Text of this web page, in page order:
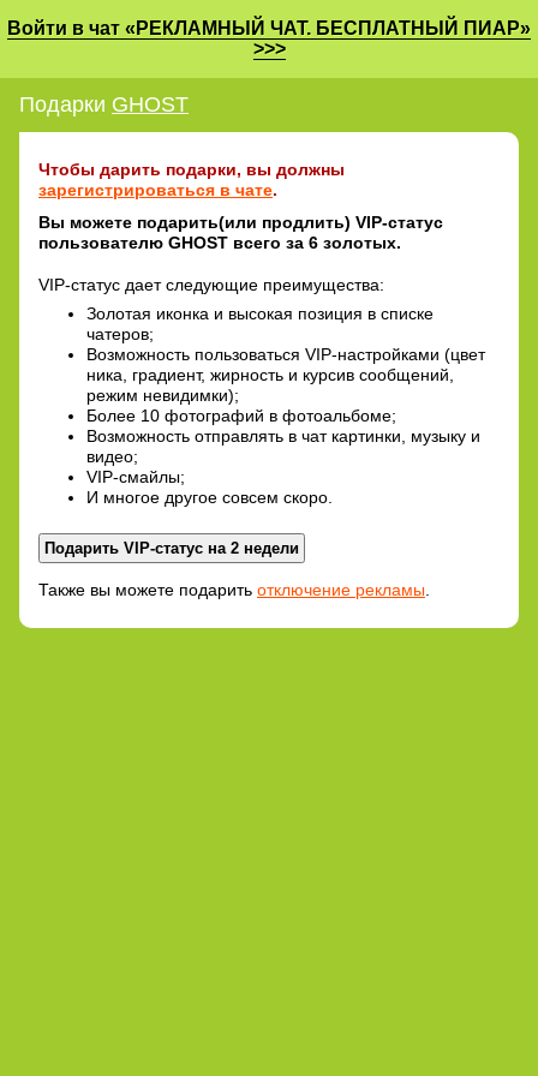
Войти в чат «РЕКЛАМНЫЙ ЧАТ. БЕСПЛАТНЫЙ ПИАР»
>>>
Подарки GHOST
Чтобы дарить подарки, вы должны
зарегистрироваться в чате.
Вы можете подарить(или продлить) VIP-статус
пользователю GHOST всего за 6 золотых.
VIP-статус дает следующие преимущества:
Золотая иконка и высокая позиция в списке
чатеров;
Возможность пользоваться VIP-настройками (цвет
ника, градиент, жирность и курсив сообщений,
режим невидимки);
Более 10 фотографий в фотоальбоме;
Возможность отправлять в чат картинки, музыку и
видео;
VIP-смайлы;
И многое другое совсем скоро.
Также вы можете подарить отключение рекламы